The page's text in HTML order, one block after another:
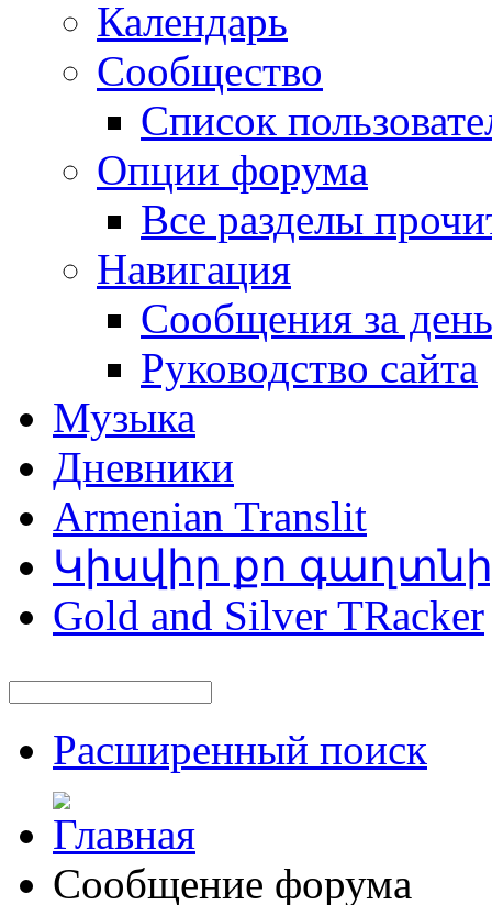
Календарь
Сообщество
Список
Опции форума
Все разделы
Навигация
Сообщения за день
Руководство сайта
Музыка
Дневники
Armenian Translit
Կիսվիր քո
Gold and Silver TRacker
Расширенный поиск
Сообщение форума